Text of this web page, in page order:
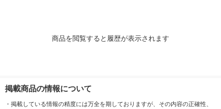
商品を閲覧すると履歴が表示されます
掲載商品の情報について
・ 掲載している情報の精度には万全を期しておりますが、その内容の正確性、